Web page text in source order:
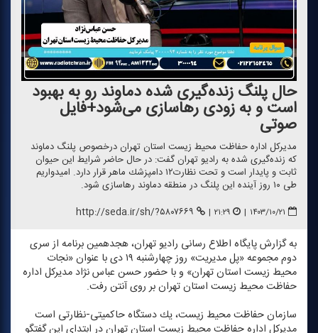
حال پلنگ زنده‌گیری شده دماوند رو به بهبود
است و به زودی رهاسازی می‌شود+فایل
صوتی
مدیركل اداره حفاظت محیط زیست استان تهران درخصوص پلنگ دماوند
كه زنده‌گیری شده به رادیو تهران گفت: در حال حاضر شرایط این حیوان
ثابت و پایدار است و تحت نظارت۱۲ دامپزشك ماهر قرار دارد. امیدواریم
طی ۱۰ روز آینده این پلنگ در منطقه دماوند رهاسازی شود.
۱۴۰۳/۱۰/۲۱ | ۲۱:۲۹ | http://seda.ir/sh/?۵۸۰۷۶۶۹
به گزارش پایگاه اطلاع رسانی رادیو تهران، هجدهمین برنامه از سری
دوم مجموعه «پل مدیریت» روز چهارشنبه ۱۹ دی با عنوان «نجات
محیط زیست استان تهران» و با حضور حسن عباس نژاد مدیركل اداره
حفاظت محیط زیست استان تهران بر روی آنتن رفت.
سازمان حفاظت محیط زیست، یك دستگاه حاكمیتی-نظارتی است
مدیركل اداره حفاظت محیط زیست استان تهران در ابتدای این گفتگو